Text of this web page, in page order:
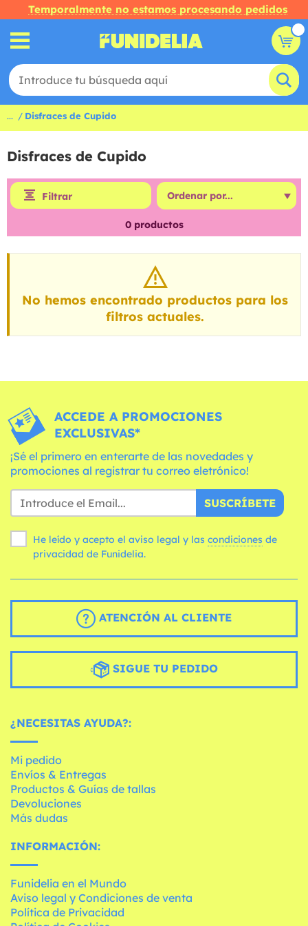
Temporalmente no estamos procesando pedidos
... Disfraces de Cupido
Disfraces de Cupido
Filtrar
0productos
No hemos encontrado productos para los
filtros actuales.
ACCEDE A PROMOCIONES
EXCLUSIVAS*
¡Sé el primero en enterarte de las novedades y
promociones al registrar tu correo eletrónico!
SUSCRÍBETE
He leído y acepto el aviso legal y las condiciones
privacidad de Funidelia.
ATENCIÓN AL CLIENTE
SIGUE TU PEDIDO
¿NECESITAS AYUDA?:
Mi pedido
Envíos & Entregas
Productos & Guías de tallas
Devoluciones
Más dudas
INFORMACIÓN:
Funidelia en el Mundo
Aviso legal y Condiciones de venta
Política de Privacidad